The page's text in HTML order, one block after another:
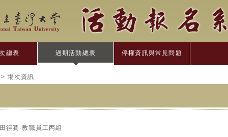
總表 過期活動總表 停權資訊與常見問題
場次資訊
徑賽-教職員工丙組